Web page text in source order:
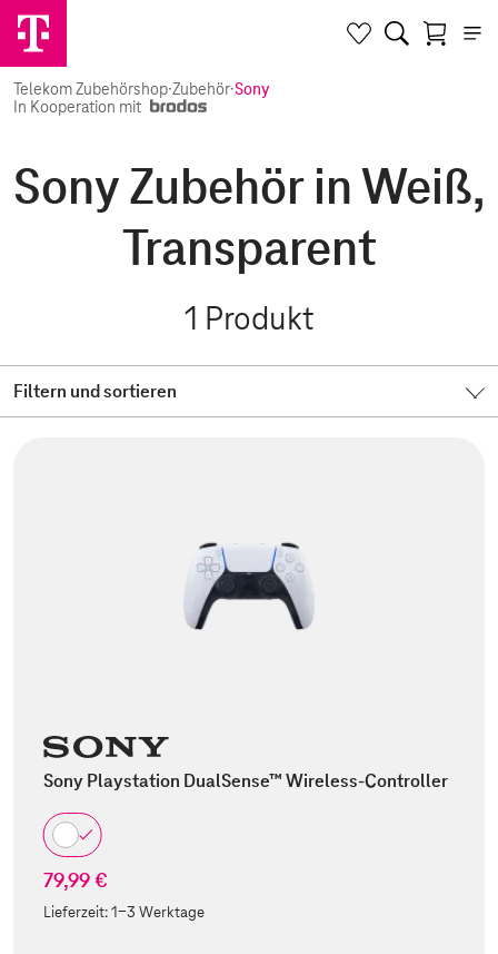
Telekom Zubehörshop·Zubehör·Sony
In Kooperation mit
Sony Zubehör in Weiß,
Transparent
1 Produkt
Filtern und sortieren
Sony Playstation DualSense™ Wireless-Controller
79,99 €
Lieferzeit:1-3 Werktage